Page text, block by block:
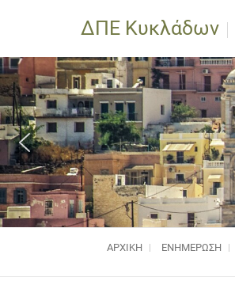
ΔΠΕ Κυκλάδων
ΑΡΧΙΚΗ ΕΝΗΜΈΡΩΣΗ